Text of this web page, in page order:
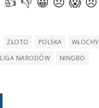
ZŁOTO POLSKA
WŁOCHY
LIGA NARODÓW NINGBO